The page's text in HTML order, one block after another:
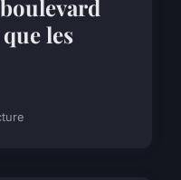
les